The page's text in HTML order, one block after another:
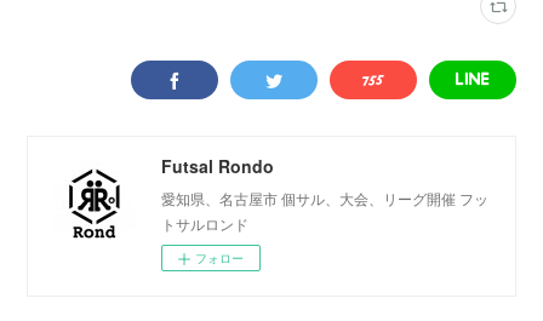
Futsal Rondo
愛知県、名古屋市 個サル、大会、リーグ開催 フッ
トサルロンド
フォロー